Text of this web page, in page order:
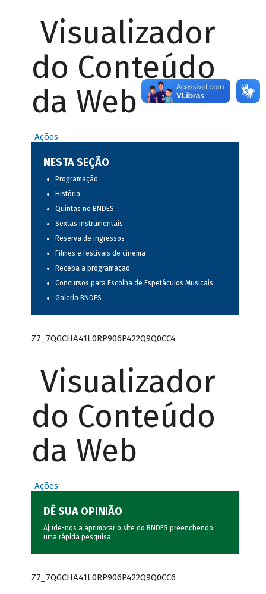
Visualizador
do Conteúdo
da Web
Ações
NESTA SEÇÃO
Programação
História
Quintas no BNDES
Sextas instrumentais
Reserva de ingressos
Filmes e festivais de cinema
Receba a programação
Concursos para Escolha de Espetáculos Musicais
Galeria BNDES
Z7_7QGCHA41L0RP906P422Q9Q0CC4
Visualizador
do Conteúdo
da Web
Ações
DÊ SUA OPINIÃO
Ajude-nos a aprimorar o site do BNDES preenchendo
uma rápida pesquisa.
Z7_7QGCHA41L0RP906P422Q9Q0CC6